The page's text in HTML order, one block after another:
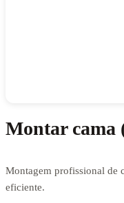
Montar cama
Montagem profissional de
eficiente.